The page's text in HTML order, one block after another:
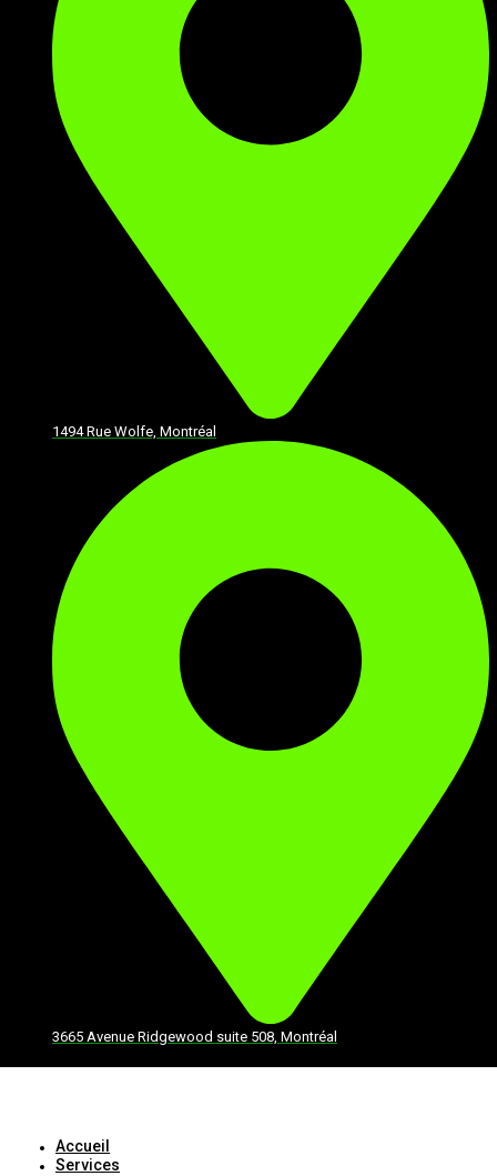
1494 Rue Wolfe, Montréal
3665 Avenue Ridgewood suite 508, Montréal
Accueil
Services